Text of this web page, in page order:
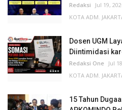
Redaksi Jul 19,
KOTA ADM.
Dosen UGM
Diintimidasi
Redaksi One Jul
KOTA ADM.
15 Tahun